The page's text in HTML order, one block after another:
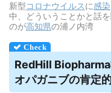
新型コロナウイルスに感染
中、どういうことかと話
のが高知県の浦ノ内湾
RedHill
オパガニブの肯定